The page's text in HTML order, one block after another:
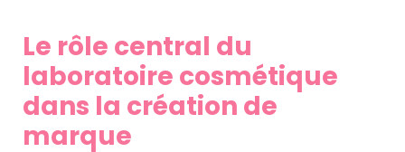
Le rôle central du
laboratoire cosmétique
dans la création de
marque